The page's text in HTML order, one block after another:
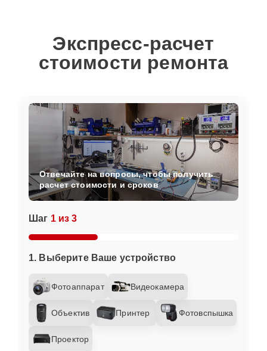
Экспресс-расчет
стоимости ремонта
Шаг 1 из 3
1. Выберите Ваше устройство
Фотоаппарат Видеокамера
Объектив Принтер Фотовспышка
Проектор
Отвечайте на вопросы, чтобы получить
расчет стоимости и сроков